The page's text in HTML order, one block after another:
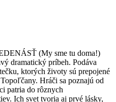
(My sme tu doma!)
dramatický príbeh. Podáva
ktorých životy sú prepojené
Hráči sa poznajú od
patria do rôznych
Ich svet tvoria aj prvé lásky,